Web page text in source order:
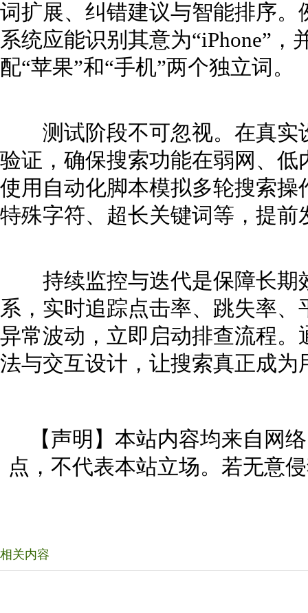
词扩展、纠错建议与智能排序。
系统应能识别其意为“iPhone”
配“苹果”和“手机”两个独立词。
测试阶段不可忽视。在真实
验证，确保搜索功能在弱网、
使用自动化脚本模拟多轮搜索
特殊字符、超长关键词等，提前
持续监控与迭代是保障长期
系，实时追踪点击率、跳失率
异常波动，立即启动排查流程
法与交互设计，让搜索真正成
【声明】本站内容均来自网
点，不代表本站立场。若无意
相关内容